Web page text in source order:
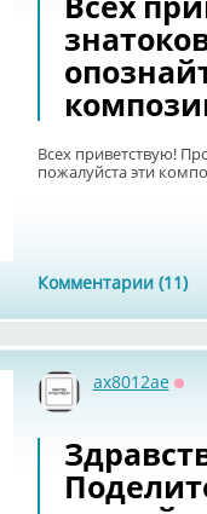
Всех приветствую!
пожалуйста эти
Комментарии (11)
ax8012ae